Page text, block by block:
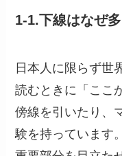
1-1.下線はなぜ
日本人に限らず世
読むときに「ここ
傍線を引いたり、
験を持っています。